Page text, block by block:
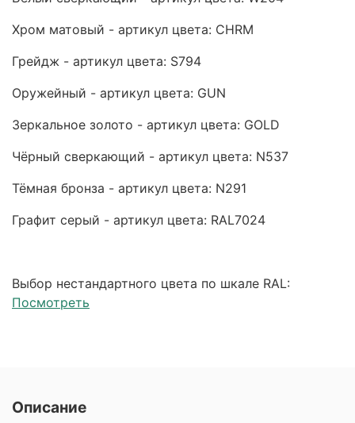
Хром матовый - артикул цвета: CHRM
Грейдж - артикул цвета: S794
Оружейный - артикул цвета: GUN
Зеркальное золото - артикул цвета: GOLD
Чёрный сверкающий - артикул цвета: N537
Тёмная бронза - артикул цвета: N291
Графит серый - артикул цвета: RAL7024
Выбор нестандартного цвета по шкале RAL:
Посмотреть
Описание